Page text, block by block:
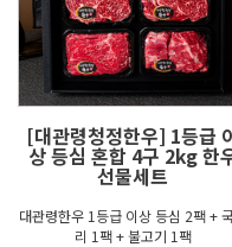
[대관령청정한우] 1등급
상 등심 혼합 4구 2kg 한
선물세트
대관령한우 1등급 이상 등심 2팩 +
리 1팩 + 불고기 1팩